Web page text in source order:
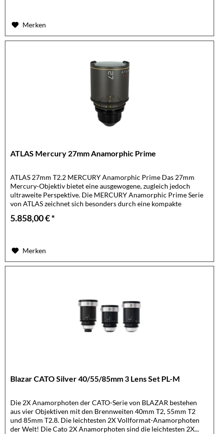
Merken
ATLAS Mercury 27mm Anamorphic Prime
ATLAS 27mm T2.2 MERCURY Anamorphic Prime Das 27mm
Mercury-Objektiv bietet eine ausgewogene, zugleich jedoch
ultraweite Perspektive. Die MERCURY Anamorphic Prime Serie
von ATLAS zeichnet sich besonders durch eine kompakte
5.858,00 € *
Merken
Blazar CATO Silver 40/55/85mm 3 Lens Set PL-M
Die 2X Anamorphoten der CATO-Serie von BLAZAR bestehen
aus vier Objektiven mit den Brennweiten 40mm T2, 55mm T2
und 85mm T2.8. Die leichtesten 2X Vollformat-Anamorphoten
der Welt! Die Cato 2X Anamorphoten sind die leichtesten 2X...